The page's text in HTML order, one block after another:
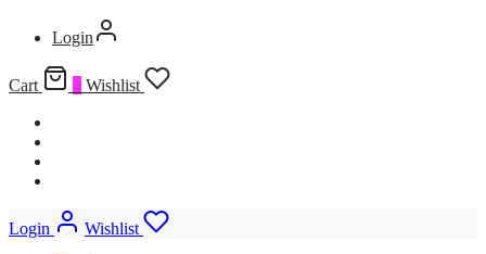
Login
Cart Wishlist
Login
Wishlist